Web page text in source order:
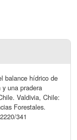
balance hídrico de
una pradera
Valdivia, Chile:
Forestales.
341